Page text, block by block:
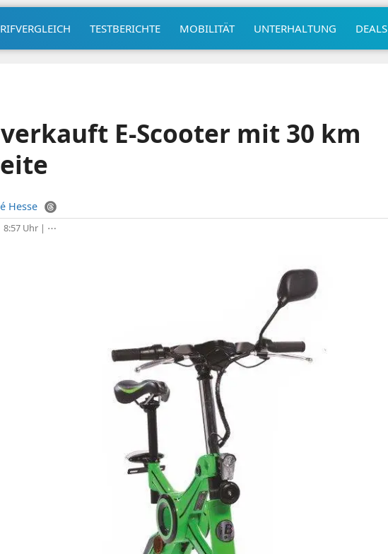
TESTBERICHTE MOBILITÄT UNTERHALTUNG DEALS
verkauft E-Scooter mit 30 km
Hesse
8:57 Uhr| ⋯